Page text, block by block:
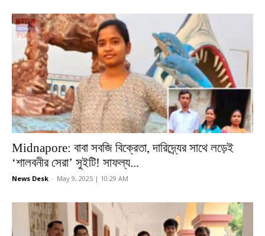
Midnapore: বাবা সবজি বিক্রেতা, দারিদ্র্যের সাথে লড়েই
‘শালবনীর সেরা’ সুইটি! সাফল্য...
News Desk - May 9, 2025 | 10:29 AM